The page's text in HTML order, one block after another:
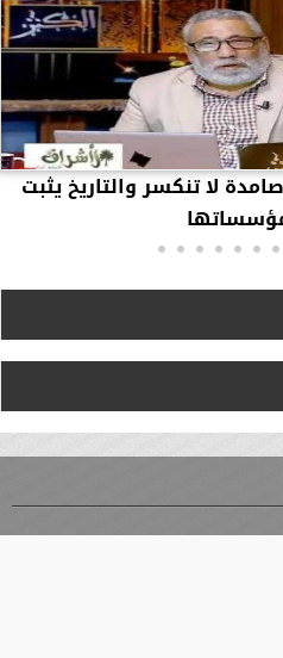
لا تنكسر والتاريخ يثبت